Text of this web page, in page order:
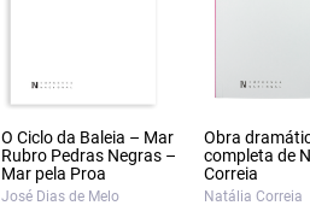
O Ciclo da Baleia – Mar
Rubro Pedras Negras –
Mar pela Proa
José Dias de Melo
Obra
completa de
Correia
Natália Correia